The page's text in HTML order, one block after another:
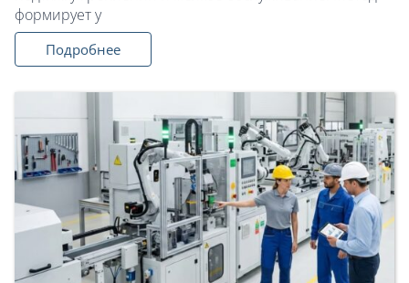
формирует у
Подробнее